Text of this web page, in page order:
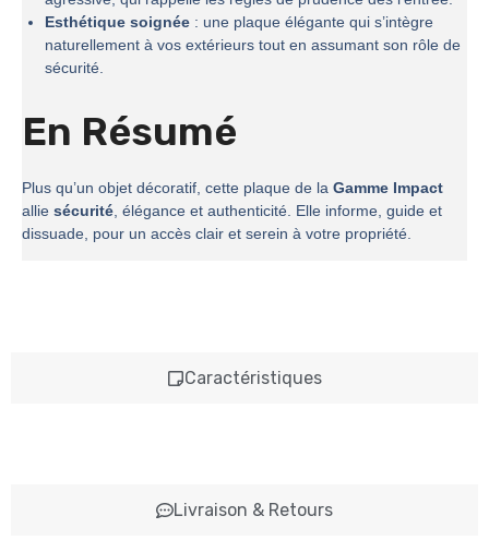
Caractéristiques
Livraison & Retours
Esthétique soignée : une plaque élégante qui s’intègre
naturellement à vos extérieurs tout en assumant son rôle de
sécurité.
En Résumé
Plus qu’un objet décoratif, cette plaque de la Gamme Impact
allie sécurité, élégance et authenticité. Elle informe, guide et
dissuade, pour un accès clair et serein à votre propriété.